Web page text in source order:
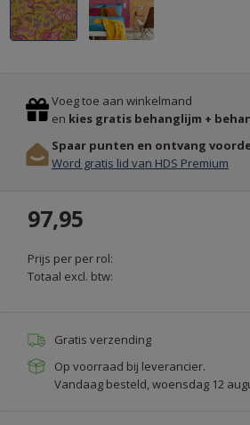
FARROW
&
EN
KALKVERF
PAINT
&
PAPER.NL
Previous
Stop
Voeg toe aan winkelmand
en kies gratis behanglijm +
Spaar punten en ontvang
Word gratis lid van HDS Premium
97,95
Prijs per per rol:
Totaal excl. btw:
Gratis verzending
Op voorraad bij leverancier.
Vandaag besteld, woensdag 12